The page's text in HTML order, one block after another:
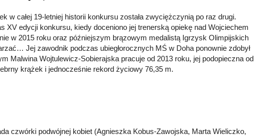
w całej 19-letniej historii konkursu została zwyciężczynią po raz drugi.
XV edycji konkursu, kiedy doceniono jej trenerską opiekę nad Wojciechem
w 2015 roku oraz późniejszym brązowym medalistą Igrzysk Olimpijskich
Jej zawodnik podczas ubiegłorocznych MŚ w Doha ponownie zdobył
Malwina Wojtulewicz-Sobierajska pracuje od 2013 roku, jej podopieczna od
krążek i jednocześnie rekord życiowy 76,35 m.
czwórki podwójnej kobiet (Agnieszka Kobus-Zawojska, Marta Wieliczko,